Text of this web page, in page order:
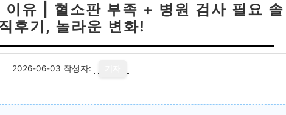
이유 | 혈소판 부족 + 병원 검사 필요 솔
후기, 놀라운 변화!
2026-06-03 작성자: